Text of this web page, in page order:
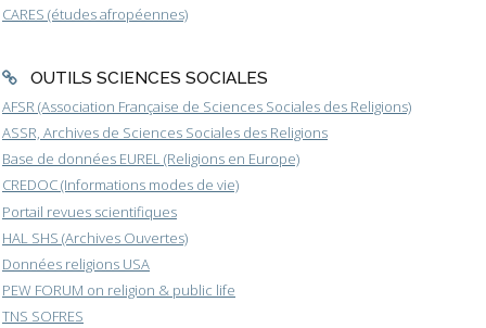
CARES (études afropéennes)
OUTILS SCIENCES SOCIALES
AFSR (Association Française de Sciences Sociales des Religions)
ASSR, Archives de Sciences Sociales des Religions
Base de données EUREL (Religions en Europe)
CREDOC (Informations modes de vie)
Portail revues scientifiques
HAL SHS (Archives Ouvertes)
Données religions USA
PEW FORUM on religion & public life
TNS SOFRES